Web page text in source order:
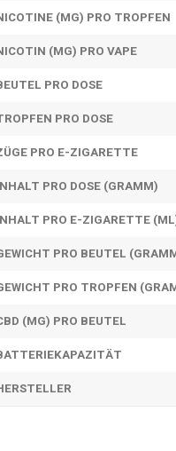
(MG) PRO TROPFEN
(MG) PRO VAPE
PRO DOSE
PRO DOSE
PRO E-ZIGARETTE
PRO DOSE (GRAMM)
PRO E-ZIGARETTE
PRO BEUTEL
PRO TROPFEN
(MG) PRO BEUTEL